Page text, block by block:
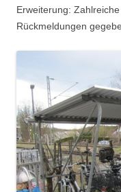
Erweiterung:
Rückmeldungen